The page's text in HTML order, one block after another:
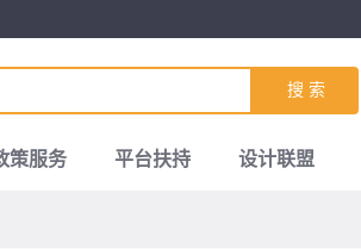
搜 索
策服务 平台扶持 设计联盟